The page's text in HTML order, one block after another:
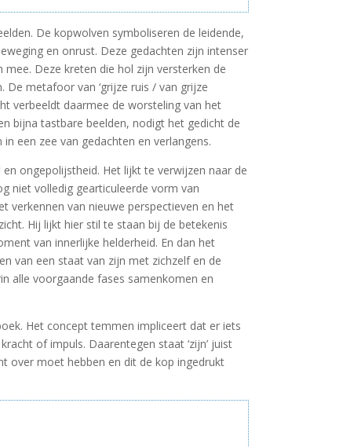
De kopwolven symboliseren de leidende,
en onrust. Deze gedachten zijn intenser
mee. Deze kreten die hol zijn versterken de
metafoor van ‘grijze ruis / van grijze
verbeeldt daarmee de worsteling van het
bijna tastbare beelden, nodigt het gedicht de
een zee van gedachten en verlangens.
en ongepolijstheid. Het lijkt te verwijzen naar de
niet volledig gearticuleerde vorm van
verkennen van nieuwe perspectieven en het
Hij lijkt hier stil te staan bij de betekenis
van innerlijke helderheid. En dan het
van een staat van zijn met zichzelf en de
alle voorgaande fases samenkomen en
Het concept temmen impliceert dat er iets
of impuls. Daarentegen staat ‘zijn’ juist
over moet hebben en dit de kop ingedrukt